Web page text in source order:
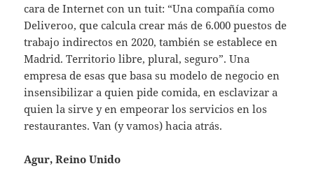
cara de Internet con un tuit: “Una compañía como
Deliveroo, que calcula crear más de 6.000 puestos de
trabajo indirectos en 2020, también se establece en
Madrid. Territorio libre, plural, seguro”. Una
empresa de esas que basa su modelo de negocio en
insensibilizar a quien pide comida, en esclavizar a
quien la sirve y en empeorar los servicios en los
restaurantes. Van (y vamos) hacia atrás.
Agur, Reino Unido